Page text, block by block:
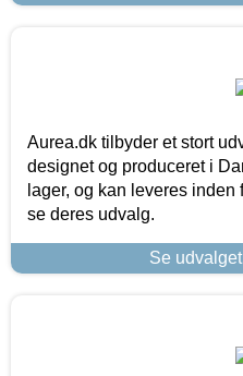
Aurea.dk tilbyder et stort
designet og produceret i
lager, og kan leveres
se deres udvalg.
Se